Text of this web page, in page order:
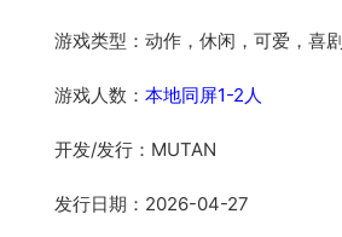
游戏类型：动作，休闲，可爱，喜剧
游戏人数： 本地同屏1-2人
开发/发行：MUTAN
发行日期：2026-04-27